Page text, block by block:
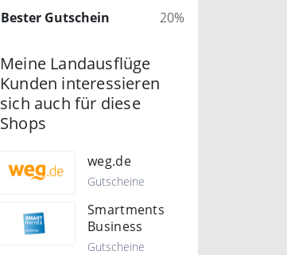
Bester Gutschein
20%
Meine Landausflüge
Kunden interessieren
sich auch für diese
Shops
weg.de
Gutscheine
Smartments
Business
Gutscheine